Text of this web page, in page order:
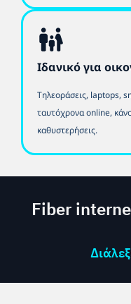
Ιδανικό για
Τηλεοράσεις, laptops,
ταυτόχρονα online,
καθυστερήσεις.
Fiber